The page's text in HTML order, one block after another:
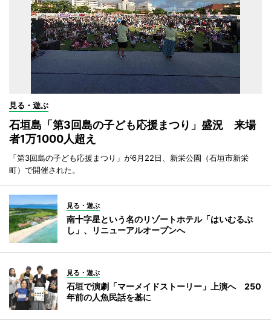
見る・遊ぶ
石垣島「第3回島の子ども応援まつり」盛況 来場
者1万1000人超え
「第3回島の子ども応援まつり」が6月22日、新栄公園（石垣市新栄
町）で開催された。
見る・遊ぶ
南十字星という名のリゾートホテル「はいむるぶ
し」、リニューアルオープンへ
見る・遊ぶ
石垣で演劇「マーメイドストーリー」上演へ 250
年前の人魚民話を基に